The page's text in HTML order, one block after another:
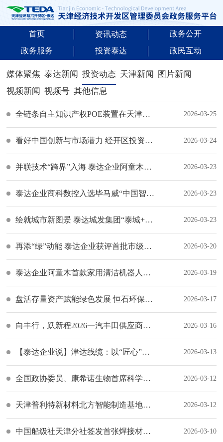
首页 资讯动态
政务公开
政务服务
投资泰达 政民互动
媒体聚焦 泰达新闻 投资动态 天津新闻
图片新闻
视频新闻
视频号 其他信息
全链条自主知识产权POE装置在天津经开区联动试车 2026-03-25
看好中国创新与市场潜力 经开区投资外企高管出席中国发展高层论坛2026年年会 2026-03-24
并联技术“跨界”入海 泰达企业阿童木机器人首台水下并联机器人交付测试 2026-03-23
泰达企业商科数控入选毕马威“中国智能制造科技50强” 2026-03-23
绘就城市新图景 泰达城发集团“泰城+”服务生态系统发布 2026-03-23
再添“绿”动能 泰达企业获评首批市级“零碳”工厂 2026-03-20
泰达企业阿童木首款家用清洁机器人将于2027年面市 2026-03-19
盘活存量资产赋能绿色发展 恒石环保新材料产业基地在泰达开工建设 2026-03-17
向丰行，跃新程2026一汽丰田供应商大会成功举行 2026-03-16
【泰达企业说】津达线缆：以“匠心”连接起“隐形脊梁” 2026-03-13
全国政协委员、康希诺生物首席科学官朱涛：深化医防融合构建并完善全生命周期免疫体系 推动疫苗产业高质量发展 2026-03-12
天津普利特新材料北方智能制造基地（一期）产能提升项目落地泰达 2026-03-12
中国船级社天津分社签发首张焊接材料产品碳足迹绿色附加标志认可证书 2026-03-10